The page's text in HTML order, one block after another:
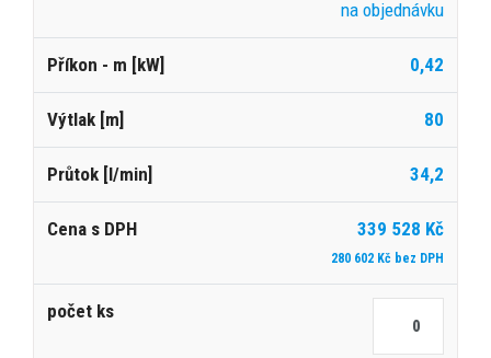
na objednávku
0,42
80
34,2
339 528 Kč
280 602 Kč bez DPH